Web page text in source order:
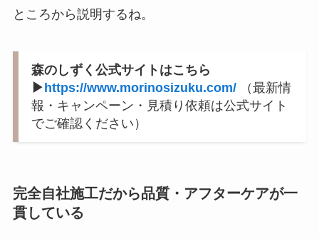
ところから説明するね。
森のしずく公式サイトはこちら
▶︎https://www.morinosizuku.com/（最新情
報・キャンペーン・見積り依頼は公式サイト
でご確認ください）
完全自社施工だから品質・アフターケアが一
貫している